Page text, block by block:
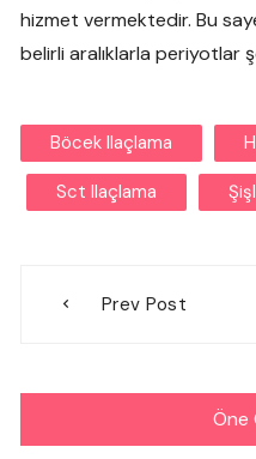
hizmet vermektedir. Bu
belirli aralıklarla periyotlar
Böcek Ilaçlama
Sct Ilaçlama
gezinmesi
Prev Post
Öne